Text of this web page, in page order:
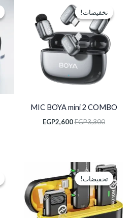
تخفيضات!
تخفيضات!
MIC BOYA mini 2 COMBO
EGP3,300
الأصلي
هو:
EGP3,300.
EGP2,600
هو:
EGP2,600.
تخفيضات!
تخفيضات!
الأصلي
هو:
EGP3,900.
هو:
EGP2,250.